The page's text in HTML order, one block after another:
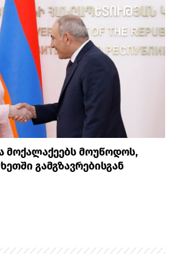
მოქალაქეებს მოუწოდოს,
გამგზავრებისგან